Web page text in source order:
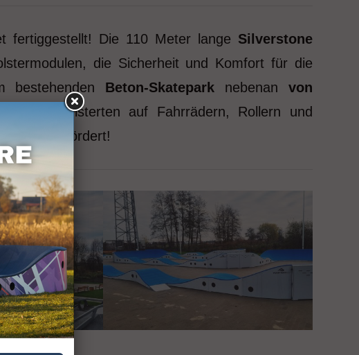
fertiggestellt! Die 110 Meter lange Silverstone
die Sicherheit und Komfort für die
bestehenden Beton-Skatepark nebenan von
auf Fahrrädern, Rollern und
fördert!